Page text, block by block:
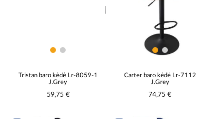
Tristan baro kėdė Lr-8059-1
J.Grey
59,75 €
Carter baro kėdė Lr-7112
J.Grey
74,75 €